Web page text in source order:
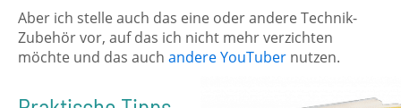
Aber ich stelle auch das eine oder andere Technik-
Zubehör vor, auf das ich nicht mehr verzichten
möchte und das auch andere YouTuber nutzen.